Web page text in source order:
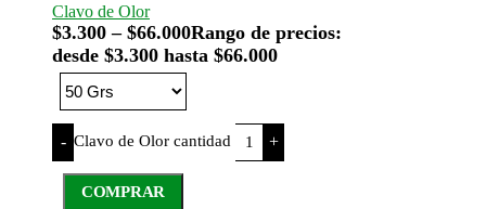
Clavo de Olor
$3.300 – $66.000Rango de precios:
desde $3.300 hasta $66.000
- Clavo de Olor cantidad +
COMPRAR